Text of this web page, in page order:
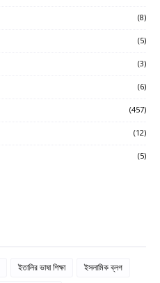
(8)
(5)
(3)
(6)
(457)
(12)
(5)
ইতালির ভাষা শিক্ষা
ইসলামিক ব্লগ